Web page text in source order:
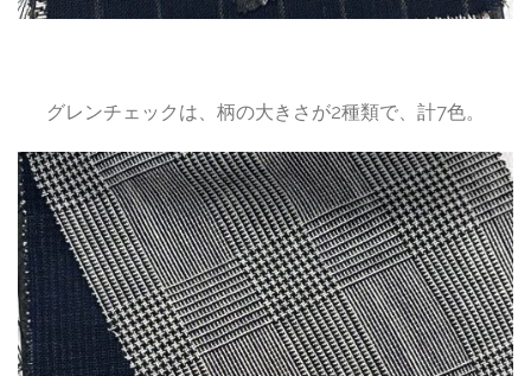
グレンチェックは、柄の大きさが2種類で、計7色。